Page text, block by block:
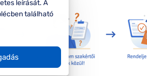
leírását. A
található